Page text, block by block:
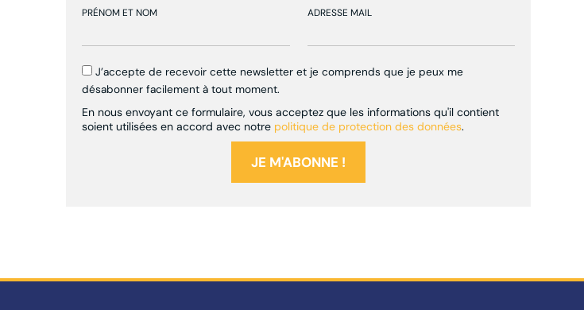
PRÉNOM ET NOM ADRESSE MAIL
J’accepte de recevoir cette newsletter et je comprends que je peux me
désabonner facilement à tout moment.
En nous envoyant ce formulaire, vous acceptez que les informations qu'il contient
soient utilisées en accord avec notre politique de protection des données.